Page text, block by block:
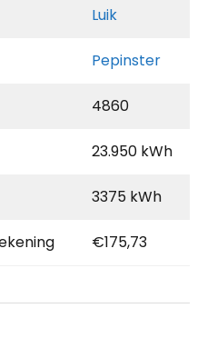
Luik
Pepinster
4860
23.950 kWh
3375 kWh
€175,73